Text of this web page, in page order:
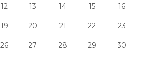
12 13 14 15 16
19 20 21 22 23
26 27 28 29 30